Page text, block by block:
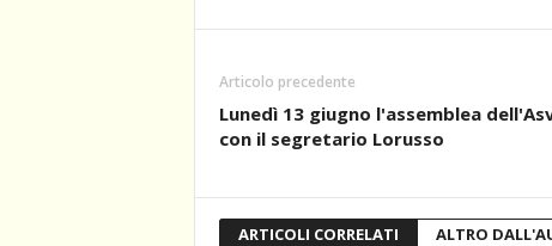
Articolo precedente
Lunedì 13 giugno l'assemblea
con il segretario Lorusso
ARTICOLI CORRELATI ALTRO